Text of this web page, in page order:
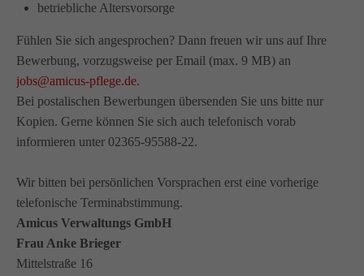
betriebliche Altersvorsorge
Fühlen Sie sich angesprochen? Dann freuen wir uns auf Ihre
Bewerbung, vorzugsweise per Email (max. 9 MB) an
jobs@amicus-pflege.de.
Bei postalischen Bewerbungen übersenden Sie uns bitte nur
Kopien. Gerne können Sie sich auch telefonisch vorab
informieren unter 02365-95588-22.
Wir bitten bei persönlichen Vorsprachen erst eine vorherige
telefonische Terminabstimmung.
Amicus Verwaltungs GmbH
Frau Anke Brieger
Mittelstraße 16